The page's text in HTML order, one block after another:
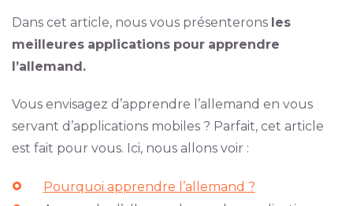
Dans cet article, nous vous présenterons les
meilleures applications pour apprendre
l’allemand.
Vous envisagez d’apprendre l’allemand en vous
servant d’applications mobiles ? Parfait, cet article
est fait pour vous. Ici, nous allons voir :
Pourquoi apprendre l’allemand ?